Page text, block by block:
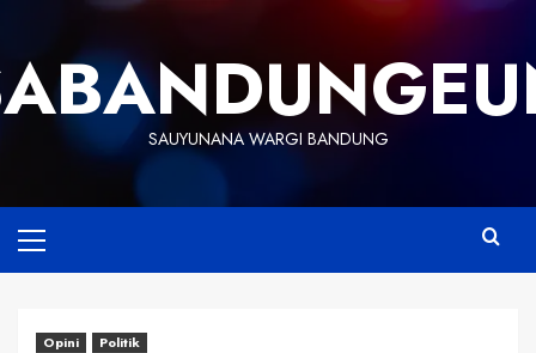
content
SAUYUNANA WARGI BANDUNG
Menu
Opini Politik